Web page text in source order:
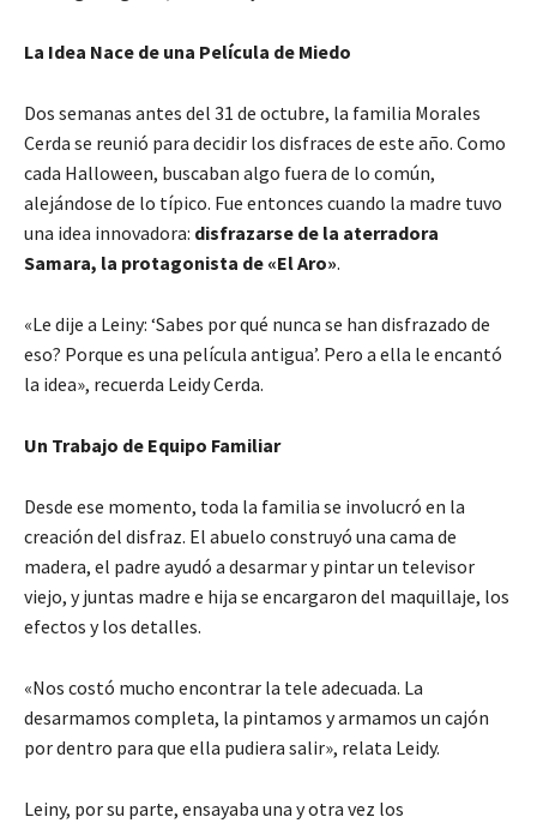
La Idea Nace de una Película de Miedo
Dos semanas antes del 31 de octubre, la familia Morales
Cerda se reunió para decidir los disfraces de este año. Como
cada Halloween, buscaban algo fuera de lo común,
alejándose de lo típico. Fue entonces cuando la madre tuvo
una idea innovadora: disfrazarse de la aterradora
Samara, la protagonista de «El Aro».
«Le dije a Leiny: ‘Sabes por qué nunca se han disfrazado de
eso? Porque es una película antigua’. Pero a ella le encantó
la idea», recuerda Leidy Cerda.
Un Trabajo de Equipo Familiar
Desde ese momento, toda la familia se involucró en la
creación del disfraz. El abuelo construyó una cama de
madera, el padre ayudó a desarmar y pintar un televisor
viejo, y juntas madre e hija se encargaron del maquillaje, los
efectos y los detalles.
«Nos costó mucho encontrar la tele adecuada. La
desarmamos completa, la pintamos y armamos un cajón
por dentro para que ella pudiera salir», relata Leidy.
Leiny, por su parte, ensayaba una y otra vez los